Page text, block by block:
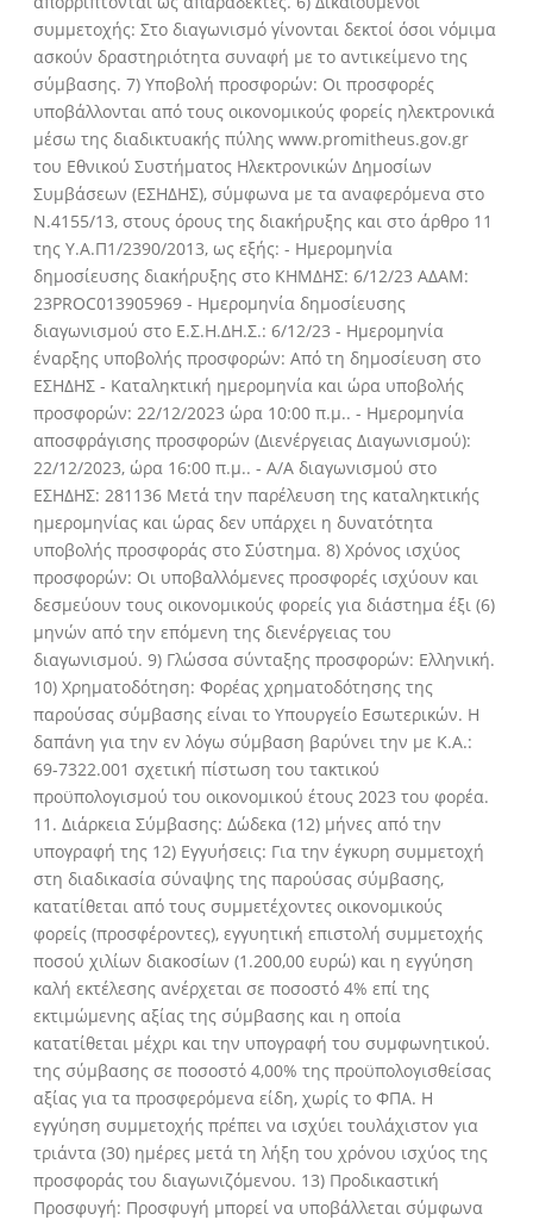
συμμετοχής: Στο διαγωνισμό γίνονται δεκτοί όσοι νόμιμα
ασκούν δραστηριότητα συναφή με το αντικείμενο της
σύμβασης. 7) Υποβολή προσφορών: Οι προσφορές
υποβάλλονται από τους οικονομικούς φορείς ηλεκτρονικά
μέσω της διαδικτυακής πύλης www.promitheus.gov.gr
του Εθνικού Συστήματος Ηλεκτρονικών Δημοσίων
Συμβάσεων (ΕΣΗΔΗΣ), σύμφωνα με τα αναφερόμενα στο
Ν.4155/13, στους όρους της διακήρυξης και στο άρθρο 11
της Υ.Α.Π1/2390/2013, ως εξής: - Ημερομηνία
δημοσίευσης διακήρυξης στο ΚΗΜΔΗΣ: 6/12/23 ΑΔΑΜ:
23PROC013905969 - Ημερομηνία δημοσίευσης
διαγωνισμού στο Ε.Σ.Η.ΔΗ.Σ.: 6/12/23 - Ημερομηνία
έναρξης υποβολής προσφορών: Από τη δημοσίευση στο
ΕΣΗΔΗΣ - Καταληκτική ημερομηνία και ώρα υποβολής
προσφορών: 22/12/2023 ώρα 10:00 π.μ.. - Ημερομηνία
αποσφράγισης προσφορών (Διενέργειας Διαγωνισμού):
22/12/2023, ώρα 16:00 π.μ.. - Α/Α διαγωνισμού στο
ΕΣΗΔΗΣ: 281136 Μετά την παρέλευση της καταληκτικής
ημερομηνίας και ώρας δεν υπάρχει η δυνατότητα
υποβολής προσφοράς στο Σύστημα. 8) Χρόνος ισχύος
προσφορών: Οι υποβαλλόμενες προσφορές ισχύουν και
δεσμεύουν τους οικονομικούς φορείς για διάστημα έξι (6)
μηνών από την επόμενη της διενέργειας του
διαγωνισμού. 9) Γλώσσα σύνταξης προσφορών: Ελληνική.
10) Χρηματοδότηση: Φορέας χρηματοδότησης της
παρούσας σύμβασης είναι το Υπουργείο Εσωτερικών. Η
δαπάνη για την εν λόγω σύμβαση βαρύνει την με Κ.Α.:
69-7322.001 σχετική πίστωση του τακτικού
προϋπολογισμού του οικονομικού έτους 2023 του φορέα.
11. Διάρκεια Σύμβασης: Δώδεκα (12) μήνες από την
υπογραφή της 12) Εγγυήσεις: Για την έγκυρη συμμετοχή
στη διαδικασία σύναψης της παρούσας σύμβασης,
κατατίθεται από τους συμμετέχοντες οικονομικούς
φορείς (προσφέροντες), εγγυητική επιστολή συμμετοχής
ποσού χιλίων διακοσίων (1.200,00 ευρώ) και η εγγύηση
καλή εκτέλεσης ανέρχεται σε ποσοστό 4% επί της
εκτιμώμενης αξίας της σύμβασης και η οποία
κατατίθεται μέχρι και την υπογραφή του συμφωνητικού.
της σύμβασης σε ποσοστό 4,00% της προϋπολογισθείσας
αξίας για τα προσφερόμενα είδη, χωρίς το ΦΠΑ. Η
εγγύηση συμμετοχής πρέπει να ισχύει τουλάχιστον για
τριάντα (30) ημέρες μετά τη λήξη του χρόνου ισχύος της
προσφοράς του διαγωνιζόμενου. 13) Προδικαστική
Προσφυγή: Προσφυγή μπορεί να υποβάλλεται σύμφωνα